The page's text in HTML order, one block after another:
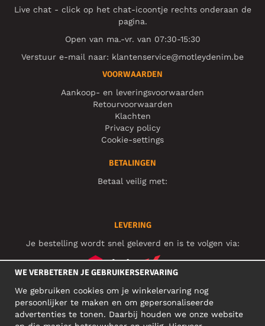
Live chat - click op het chat-icoontje rechts onderaan de
pagina.
Open van ma.-vr. van 07:30-15:30
Verstuur e-mail naar: klantenservice@motleydenim.be
VOORWAARDEN
Aankoop- en leveringsvoorwaarden
Retourvoorwaarden
Klachten
Privacy policy
Cookie-settings
BETALINGEN
Betaal veilig met:
LEVERING
Je bestelling wordt snel geleverd en is te volgen via:
SOCIAL MEDIA
WE VERBETEREN JE GEBRUIKERSERVARING
We gebruiken cookies om je winkelervaring nog
persoonlijker te maken en om gepersonaliseerde
advertenties te tonen. Daarbij houden we onze website